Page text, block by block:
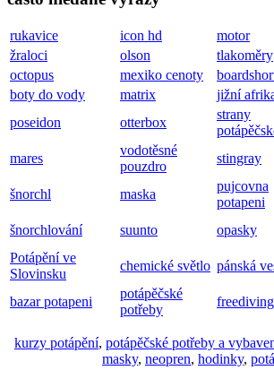
rukavice icon hd motor
žraloci
olson tlakoměry
octopus
mexiko cenoty
boty do vody
matrix jižní
poseidon
otterbox
strany
mares
vodotěsné
pouzdro
stingray
šnorchl maska
pujcovna
potapeni
šnorchlování suunto opasky
Potápění ve
Slovinsku
chemické světlo pánská
bazar potapeni
potápěčské
potřeby
freediving
kurzy potápění, potápěčské potřeby a
masky, neopren, hodinky,